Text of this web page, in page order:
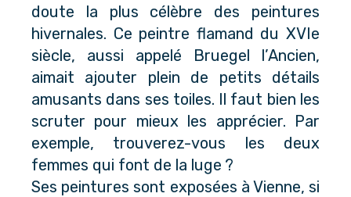
doute la plus célèbre des peintures
hivernales. Ce peintre flamand du XVIe
siècle, aussi appelé Bruegel l’Ancien,
aimait ajouter plein de petits détails
amusants dans ses toiles. Il faut bien les
scruter pour mieux les apprécier. Par
exemple, trouverez-vous les deux
femmes qui font de la luge ?
Ses peintures sont exposées à Vienne, si